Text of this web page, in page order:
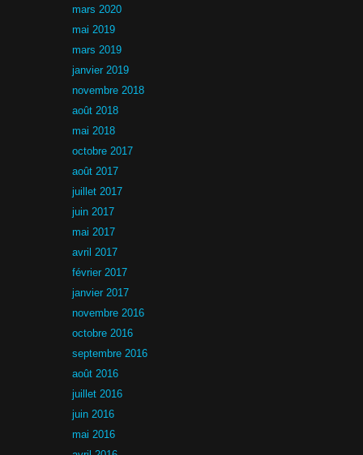
mars 2020
mai 2019
mars 2019
janvier 2019
novembre 2018
août 2018
mai 2018
octobre 2017
août 2017
juillet 2017
juin 2017
mai 2017
avril 2017
février 2017
janvier 2017
novembre 2016
octobre 2016
septembre 2016
août 2016
juillet 2016
juin 2016
mai 2016